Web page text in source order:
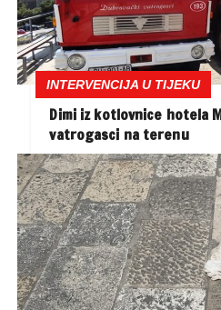
INTERVENCIJA U TIJEKU
Dimi iz kotlovnice hotela
vatrogasci na terenu